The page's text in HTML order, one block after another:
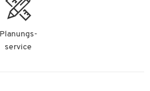
Planungs-
service